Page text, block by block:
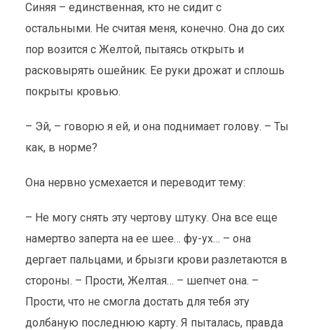
Синяя – единственная, кто не сидит с
остальными. Не считая меня, конечно. Она до сих
пор возится с Желтой, пытаясь открыть и
расковырять ошейник. Ее руки дрожат и сплошь
покрыты кровью.
– Эй, – говорю я ей, и она поднимает голову. – Ты
как, в норме?
Она нервно усмехается и переводит тему:
– Не могу снять эту чертову штуку. Она все еще
намертво заперта на ее шее… фу-ух… – она
дергает пальцами, и брызги крови разлетаются в
стороны. – Прости, Желтая… – шепчет она. –
Прости, что не смогла достать для тебя эту
долбаную последнюю карту. Я пыталась, правда